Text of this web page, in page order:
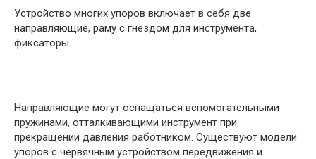
Устройство многих упоров включает в себя две
направляющие, раму с гнездом для инструмента,
фиксаторы.
Направляющие могут оснащаться вспомогательными
пружинами, отталкивающими инструмент при
прекращении давления работником. Существуют модели
упоров с червячным устройством передвижения и